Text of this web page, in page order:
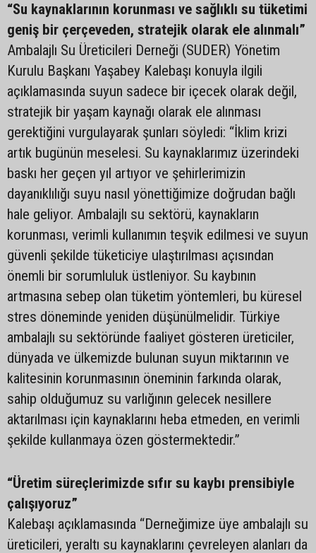
“Su kaynaklarının korunması ve sağlıklı su tüketimi
geniş bir çerçeveden, stratejik olarak ele alınmalı”
Ambalajlı Su Üreticileri Derneği (SUDER) Yönetim
Kurulu Başkanı Yaşabey Kalebaşı konuyla ilgili
açıklamasında suyun sadece bir içecek olarak değil,
stratejik bir yaşam kaynağı olarak ele alınması
gerektiğini vurgulayarak şunları söyledi: “İklim krizi
artık bugünün meselesi. Su kaynaklarımız üzerindeki
baskı her geçen yıl artıyor ve şehirlerimizin
dayanıklılığı suyu nasıl yönettiğimize doğrudan bağlı
hale geliyor. Ambalajlı su sektörü, kaynakların
korunması, verimli kullanımın teşvik edilmesi ve suyun
güvenli şekilde tüketiciye ulaştırılması açısından
önemli bir sorumluluk üstleniyor. Su kaybının
artmasına sebep olan tüketim yöntemleri, bu küresel
stres döneminde yeniden düşünülmelidir. Türkiye
ambalajlı su sektöründe faaliyet gösteren üreticiler,
dünyada ve ülkemizde bulunan suyun miktarının ve
kalitesinin korunmasının öneminin farkında olarak,
sahip olduğumuz su varlığının gelecek nesillere
aktarılması için kaynaklarını heba etmeden, en verimli
şekilde kullanmaya özen göstermektedir.”
“Üretim süreçlerimizde sıfır su kaybı prensibiyle
çalışıyoruz”
Kalebaşı açıklamasında “Derneğimize üye ambalajlı su
üreticileri, yeraltı su kaynaklarını çevreleyen alanları da